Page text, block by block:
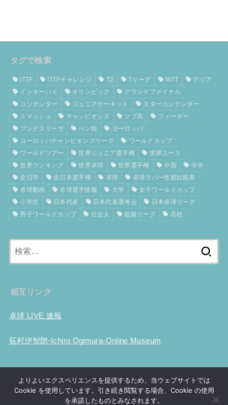
タグで検索
ITTF ITTFチャレンジ T2 Tリーグ WTT
アジア
インターハイ
オリンピック
グランドファイナル
コンテンダー
ジュニアサーキット
スターコンテンダー
スマッシュ
チャンピオンズ ツブ高
フィーダー
ブンデスリーガ
ペン粒
ヨーロッパ
ヨーロッパチャンピオンズリーグ
ワールドカップ
ワールドツアー
世界ジュニア選手権
世界ユース
世界ランキング
世界卓球 世界選手権 中国
中学
全日学
全日本選手権 卓球
卓球ラバー性能比較表
卓球動画
卓球選手情報 大学
女子ワールドカップ
小学生
日本代表 日本代表選考会
日本卓球リーグ
男子ワールドカップ
社会人 超級リーグ 高校
相互リンク
卓球 LIVE 速報
荻村伊智朗-Ichiro Ogimura-Online Museum
世界ランキング
Tリーグ 選手情報 世界選手権
ツブ高考察
卓球の歴史
プライバシーポリシー お問い合わせ
よりよいエクスペリエンスを提供するため、当ウェブサイトでは
Cookie を使用しています。引き続き閲覧する場合、Cookie の使用
を承諾したものとみなされます。